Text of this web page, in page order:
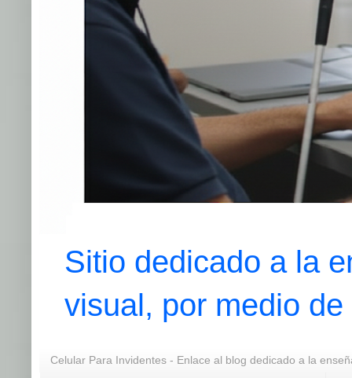
Sitio dedicado a la
visual, por medio
Celular Para Invidentes - Enlace al blog dedicado a la